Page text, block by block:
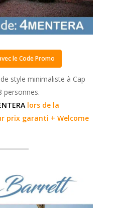
le Code Promo
style minimaliste à Cap
personnes.
lors de la
prix garanti + Welcome